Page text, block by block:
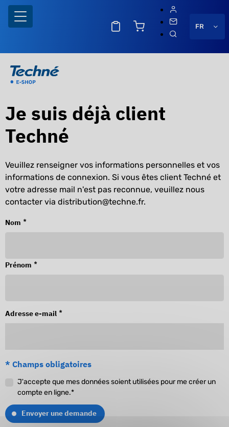
FR
Je suis déjà client
Techné
Veuillez renseigner vos informations personnelles et vos
informations de connexion. Si vous êtes client Techné et
votre adresse mail n'est pas reconnue, veuillez nous
contacter via distribution@techne.fr.
Nom *
Prénom *
Adresse e-mail *
* Champs obligatoires
J'accepte que mes données soient utilisées pour me créer un
compte en ligne.*
Envoyer une demande